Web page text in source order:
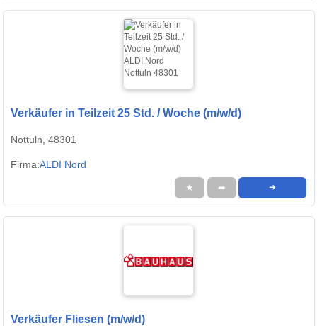
Verkäufer in Teilzeit 25 Std. / Woche (m/w/d)
Nottuln, 48301
Firma:ALDI Nord
★ ➦ ➜
Verkäufer Fliesen (m/w/d)